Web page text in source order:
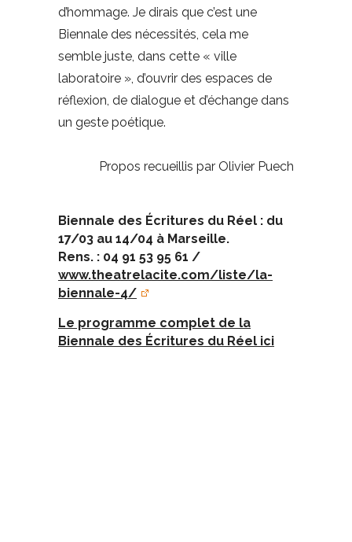
d’hommage. Je dirais que c’est une
Biennale des nécessités, cela me
semble juste, dans cette « ville
laboratoire », d’ouvrir des espaces de
réflexion, de dialogue et d’échange dans
un geste poétique.
Propos recueillis par Olivier Puech
Biennale des Écritures du Réel : du
17/03 au 14/04 à Marseille.
Rens. : 04 91 53 95 61 /
www.theatrelacite.com/liste/la-
biennale-4/
Le programme complet de la
Biennale des Écritures du Réel ici